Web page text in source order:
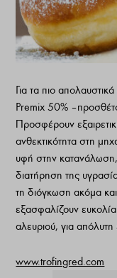
Για τα πιο
Premix 50% –
Προσφέρουν
ανθεκτικότητα στη
υφή στην
διατήρηση της
τη διόγκωση ακόμα
εξασφαλίζουν
αλευριού, για απόλυτη
www.trofingred.com